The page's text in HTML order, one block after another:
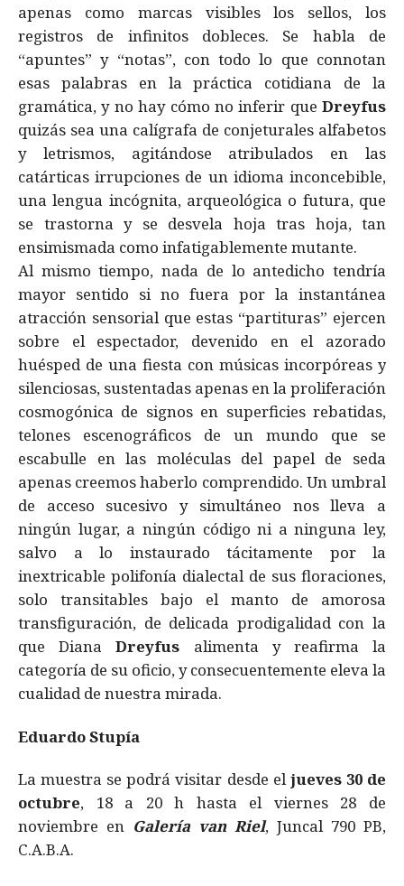
apenas como marcas visibles los sellos, los
registros de infinitos dobleces. Se habla de
“apuntes” y “notas”, con todo lo que connotan
esas palabras en la práctica cotidiana de la
gramática, y no hay cómo no inferir que Dreyfus
quizás sea una calígrafa de conjeturales alfabetos
y letrismos, agitándose atribulados en las
catárticas irrupciones de un idioma inconcebible,
una lengua incógnita, arqueológica o futura, que
se trastorna y se desvela hoja tras hoja, tan
ensimismada como infatigablemente mutante.
Al mismo tiempo, nada de lo antedicho tendría
mayor sentido si no fuera por la instantánea
atracción sensorial que estas “partituras” ejercen
sobre el espectador, devenido en el azorado
huésped de una fiesta con músicas incorpóreas y
silenciosas, sustentadas apenas en la proliferación
cosmogónica de signos en superficies rebatidas,
telones escenográficos de un mundo que se
escabulle en las moléculas del papel de seda
apenas creemos haberlo comprendido. Un umbral
de acceso sucesivo y simultáneo nos lleva a
ningún lugar, a ningún código ni a ninguna ley,
salvo a lo instaurado tácitamente por la
inextricable polifonía dialectal de sus floraciones,
solo transitables bajo el manto de amorosa
transfiguración, de delicada prodigalidad con la
que DianaDreyfus alimenta y reafirma la
categoría de su oficio, y consecuentemente eleva la
cualidad de nuestra mirada.
Eduardo Stupía
La muestra se podrá visitar desde eljueves 30 de
octubre, 18 a 20 h hasta el viernes 28 de
noviembre en Galería van Riel, Juncal 790 PB,
C.A.B.A.